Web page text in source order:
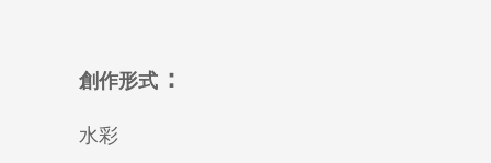
創作形式 ：
水彩